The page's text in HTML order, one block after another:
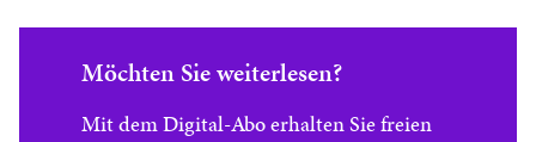
Möchten Sie weiterlesen?
Mit dem Digital-Abo erhalten Sie freien